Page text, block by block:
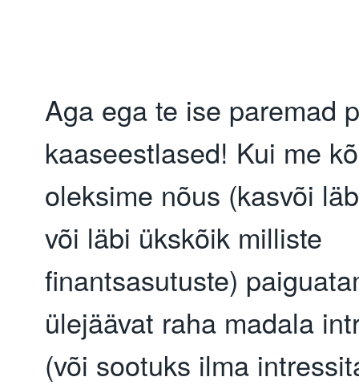
Aga ega te ise paremad
kaaseestlased! Kui me
oleksime nõus (kasvõi
või läbi ükskõik milliste
finantsasutuste)
ülejäävat raha madala
(või sootuks ilma